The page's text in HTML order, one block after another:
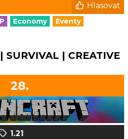
Hlasovat
Economy Eventy
SURVIVAL | CREATIVE
28.
1.21